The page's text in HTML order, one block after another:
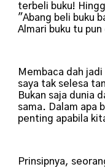
terbeli buku!
"Abang beli buku
Almari buku tu
Membaca dah
saya tak selesa
Bukan saja dunia
sama. Dalam apa
penting apabila
Prinsipnya,